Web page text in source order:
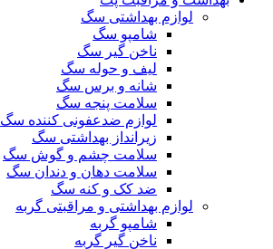
لوازم بهداشتی سگ
شامپو سگ
ناخن گیر سگ
لیف و حوله سگ
شانه و برس سگ
سلامت پنجه سگ
لوازم ضدعفونی کننده سگ
زیرانداز بهداشتی سگ
سلامت چشم و گوش سگ
سلامت دهان و دندان سگ
ضد کک و کنه سگ
لوازم بهداشتی و مراقبتی گربه
شامپو گربه
ناخن گیر گربه